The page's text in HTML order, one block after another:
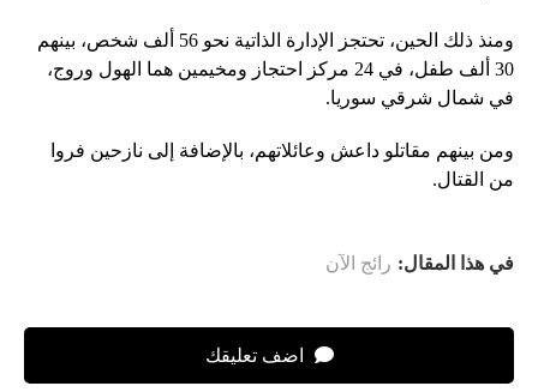
ومنذ ذلك الحين، تحتجز الإدارة الذاتية نحو 56 ألف شخص، بينهم
30 ألف طفل، في 24 مركز احتجاز ومخيمين هما الهول وروج،
في شمال شرقي سوريا.
ومن بينهم مقاتلو داعش وعائلاتهم، بالإضافة إلى نازحين فروا
من القتال.
في هذا المقال: رائج الآن
اضف تعليقك